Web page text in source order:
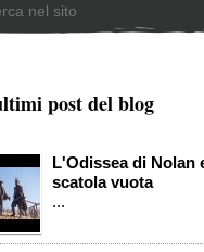
post del blog
L'Odissea di Nolan
scatola vuota
...